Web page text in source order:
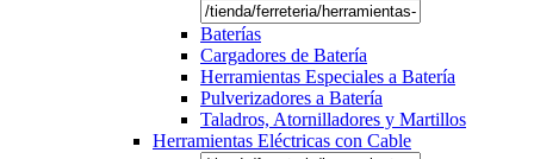
Baterías
Cargadores de Batería
Herramientas Especiales a Batería
Pulverizadores a Batería
Taladros, Atornilladores y Martillos
Herramientas Eléctricas con Cable